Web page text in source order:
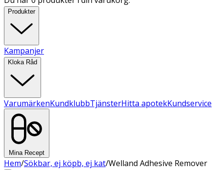
Produkter
Kampanjer
Kloka Råd
VarumärkenKundklubbTjänsterHitta apotekKundservice
Mina Recept
Hem/Sökbar, ej köpb, ej kat/Welland Adhesive Remover